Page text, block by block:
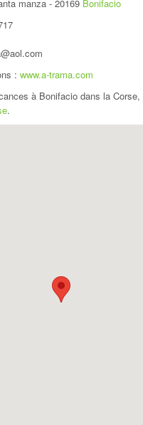
manza - 20169 Bonifacio
: www.a-trama.com
à Bonifacio dans la
.